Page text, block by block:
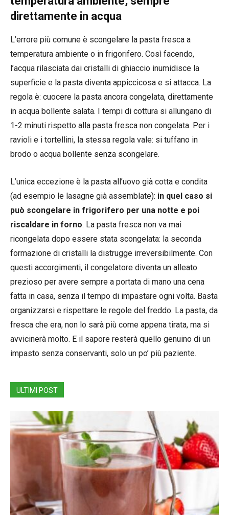
direttamente in acqua
L’errore più comune è scongelare la pasta fresca a
temperatura ambiente o in frigorifero. Così facendo,
l’acqua rilasciata dai cristalli di ghiaccio inumidisce la
superficie e la pasta diventa appiccicosa e si attacca. La
regola è: cuocere la pasta ancora congelata, direttamente
in acqua bollente salata. I tempi di cottura si allungano di
1-2 minuti rispetto alla pasta fresca non congelata. Per i
ravioli e i tortellini, la stessa regola vale: si tuffano in
brodo o acqua bollente senza scongelare.
L’unica eccezione è la pasta all’uovo già cotta e condita
(ad esempio le lasagne già assemblate): in quel caso si
può scongelare in frigorifero per una notte e poi
riscaldare in forno. La pasta fresca non va mai
ricongelata dopo essere stata scongelata: la seconda
formazione di cristalli la distrugge irreversibilmente. Con
questi accorgimenti, il congelatore diventa un alleato
prezioso per avere sempre a portata di mano una cena
fatta in casa, senza il tempo di impastare ogni volta. Basta
organizzarsi e rispettare le regole del freddo. La pasta, da
fresca che era, non lo sarà più come appena tirata, ma si
avvicinerà molto. E il sapore resterà quello genuino di un
impasto senza conservanti, solo un po’ più paziente.
ULTIMI POST